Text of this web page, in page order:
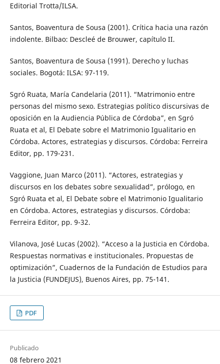
Editorial Trotta/ILSA.
Santos, Boaventura de Sousa (2001). Crítica hacia una razón
indolente. Bilbao: Descleé de Brouwer, capítulo II.
Santos, Boaventura de Sousa (1991). Derecho y luchas
sociales. Bogotá: ILSA: 97-119.
Sgró Ruata, María Candelaria (2011). “Matrimonio entre
personas del mismo sexo. Estrategias político discursivas de
oposición en la Audiencia Pública de Córdoba”, en Sgró
Ruata et al, El Debate sobre el Matrimonio Igualitario en
Córdoba. Actores, estrategias y discursos. Córdoba: Ferreira
Editor, pp. 179-231.
Vaggione, Juan Marco (2011). “Actores, estrategias y
discursos en los debates sobre sexualidad”, prólogo, en
Sgró Ruata et al, El Debate sobre el Matrimonio Igualitario
en Córdoba. Actores, estrategias y discursos. Córdoba:
Ferreira Editor, pp. 9-32.
Vilanova, José Lucas (2002). “Acceso a la Justicia en Córdoba.
Respuestas normativas e institucionales. Propuestas de
optimización”, Cuadernos de la Fundación de Estudios para
la Justicia (FUNDEJUS), Buenos Aires, pp. 75-141.
PDF
Publicado
08 febrero 2021